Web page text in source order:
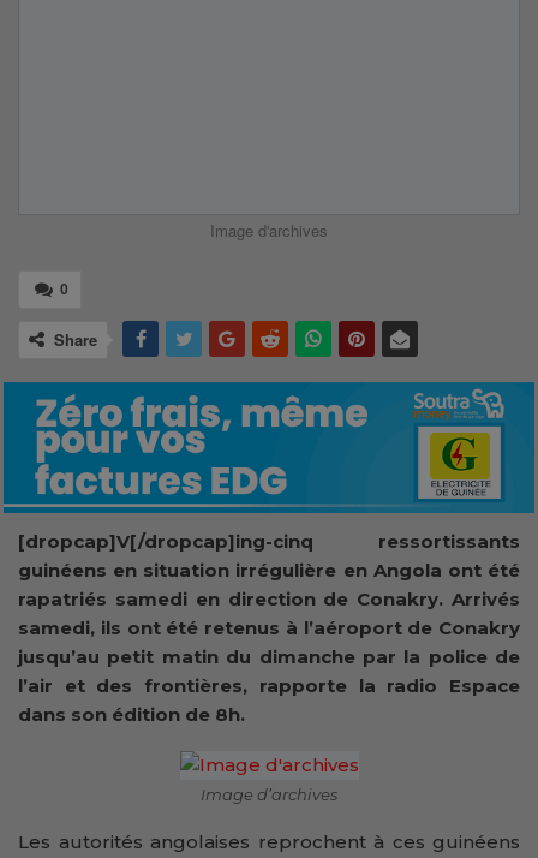
Image d'archives
0
Share
[dropcap]V[/dropcap]ing-cinq ressortissants
guinéens en situation irrégulière en Angola ont été
rapatriés samedi en direction de Conakry. Arrivés
samedi, ils ont été retenus à l’aéroport de Conakry
jusqu’au petit matin du dimanche par la police de
l’air et des frontières, rapporte la radio Espace
dans son édition de 8h.
Image d’archives
Les autorités angolaises reprochent à ces guinéens